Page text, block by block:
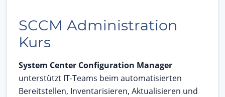
SCCM Administration
Kurs
System Center Configuration Manager
unterstützt IT-Teams beim automatisierten
Bereitstellen, Inventarisieren, Aktualisieren und